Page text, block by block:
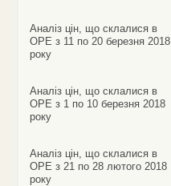
Аналіз цін, що склалися в
ОРЕ з 11 по 20 березня 2018
року
Аналіз цін, що склалися в
ОРЕ з 1 по 10 березня 2018
року
Аналіз цін, що склалися в
ОРЕ з 21 по 28 лютого 2018
року